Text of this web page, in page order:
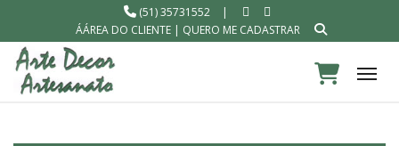
(51) 35731552
|
ÁÁREA DO CLIENTE| QUERO ME CADASTRAR